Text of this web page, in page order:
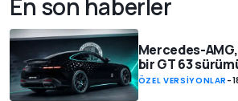
En son haberler
Mercedes-
bir GT 63
ÖZEL VERSİYONLAR -